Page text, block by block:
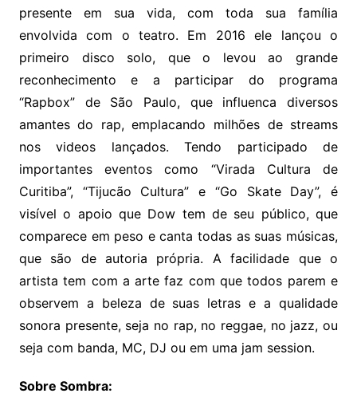
presente em sua vida, com toda sua família
envolvida com o teatro. Em 2016 ele lançou o
primeiro disco solo, que o levou ao grande
reconhecimento e a participar do programa
“Rapbox” de São Paulo, que influenca diversos
amantes do rap, emplacando milhões de streams
nos videos lançados. Tendo participado de
importantes eventos como “Virada Cultura de
Curitiba”, “Tijucão Cultura” e “Go Skate Day”, é
visível o apoio que Dow tem de seu público, que
comparece em peso e canta todas as suas músicas,
que são de autoria própria. A facilidade que o
artista tem com a arte faz com que todos parem e
observem a beleza de suas letras e a qualidade
sonora presente, seja no rap, no reggae, no jazz, ou
seja com banda, MC, DJ ou em uma jam session.
Sobre Sombra: